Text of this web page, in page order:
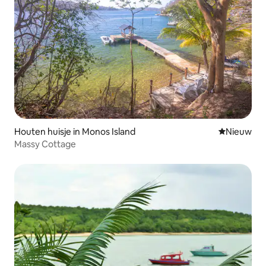
Houten huisje in Monos Island Nieuwe
Nieuw
Massy Cottage